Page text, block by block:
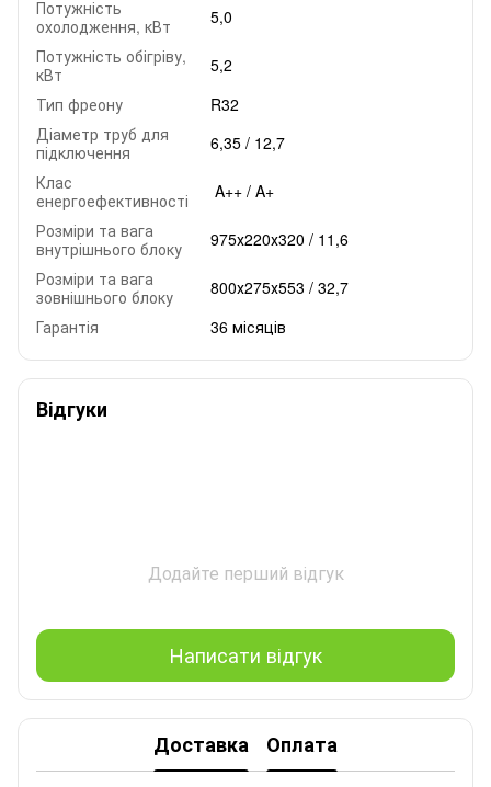
Потужність
охолодження, кВт
5,0
Потужність обігріву,
кВт
5,2
Тип фреону
R32
Діаметр труб для
підключення
6,35 / 12,7
Клас
енергоефективності
A++ / A+
Розміри та вага
внутрішнього блоку
975х220х320 / 11,6
Розміри та вага
зовнішнього блоку
800х275х553 / 32,7
Гарантія
36 місяців
Відгуки
Додайте перший відгук
Написати відгук
Доставка Оплата